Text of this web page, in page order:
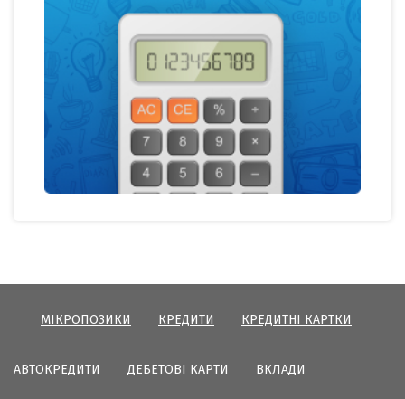
МІКРОПОЗИКИ КРЕДИТИ КРЕДИТНІ КАРТКИ
АВТОКРЕДИТИ ДЕБЕТОВІ КАРТИ ВКЛАДИ